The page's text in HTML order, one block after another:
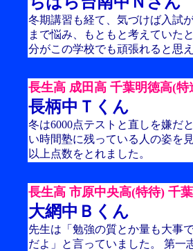
冬期講習も経て、気づけば入試
まで悩み、もともと考えていた
分がこの学校でも頑張れると思
長生高 成田高 千葉明徳高(
長柄中Ｔくん
冬は6000点テストと直しを嫌だ
い時間塾に残っている人の姿を
以上点数をとれました。
長生高 市原中央高(特待) 千
大網中Ｂくん
先生は「勉強の質とか量も大事
だよ」と言っていました。 第一